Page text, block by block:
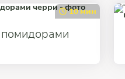
10 мин
помидорами